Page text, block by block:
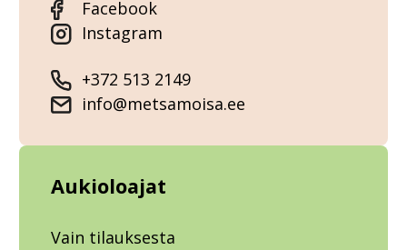
Facebook
Instagram
+372 513 2149
info@metsamoisa.ee
Aukioloajat
Vain tilauksesta